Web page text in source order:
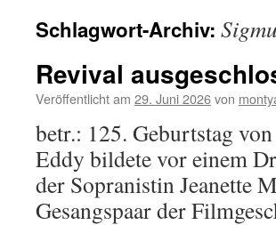
Schlagwort-Archiv:
Revival
Veröffentlicht am 29. Juni 2026von
betr.: 125. Geburtstag
Eddy bildete vor einem
der Sopranistin Jeanette
Gesangspaar der